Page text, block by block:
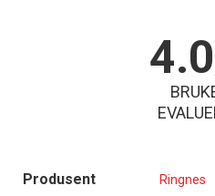
Produsent Ringnes